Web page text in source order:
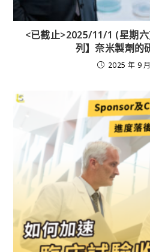
<已截止>2025/11/1 (星期
列】奈米製劑的
2025 年 9